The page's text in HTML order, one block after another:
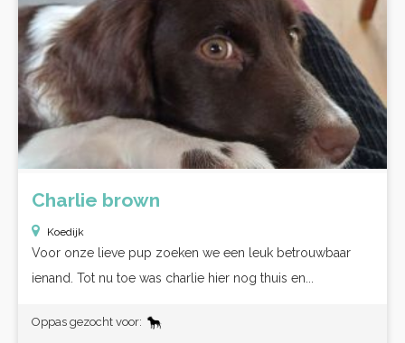
Charlie brown
Koedijk
Voor onze lieve pup zoeken we een leuk betrouwbaar
ienand. Tot nu toe was charlie hier nog thuis en...
Oppas gezocht voor: